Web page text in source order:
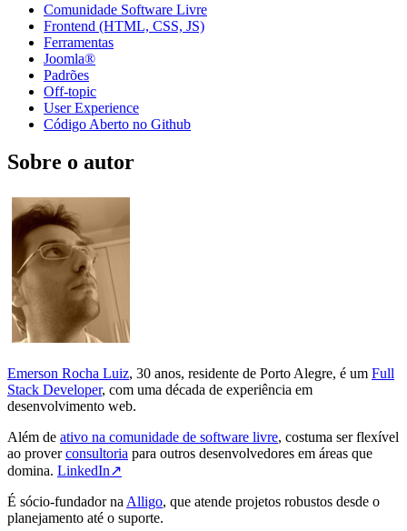
Comunidade Software Livre
Frontend (HTML, CSS, JS)
Ferramentas
Joomla®
Padrões
Off-topic
User Experience
Código Aberto no Github
Sobre o autor
Emerson Rocha Luiz, 30 anos, residente de Porto Alegre, é um Full
Stack Developer, com uma década de experiência em
desenvolvimento web.
Além de ativo na comunidade de software livre, costuma ser flexível
ao proverconsultoria para outros desenvolvedores em áreas que
domina. LinkedIn↗
É sócio-fundador na Alligo, que atende projetos robustos desde o
planejamento até o suporte.